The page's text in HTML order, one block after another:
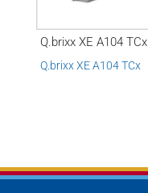
Q.brixx XE A104 TCx
Q.brixx XE A104 TCx